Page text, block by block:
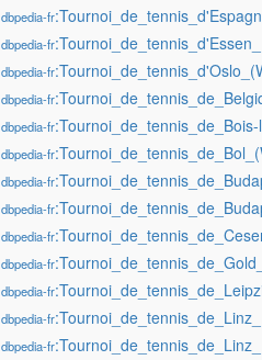
dbpedia-fr
dbpedia-fr
dbpedia-fr
dbpedia-fr
dbpedia-fr
dbpedia-fr
dbpedia-fr
dbpedia-fr
dbpedia-fr
dbpedia-fr
dbpedia-fr
dbpedia-fr
dbpedia-fr